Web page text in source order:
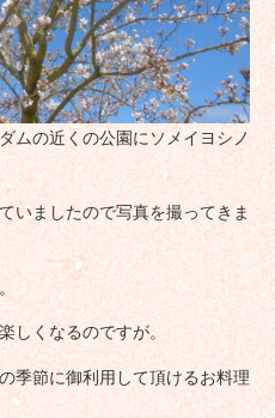
ムの近くの公園にソメイヨシノ
いましたので写真を撮ってきま
しくなるのですが。
季節に御利用して頂けるお料理